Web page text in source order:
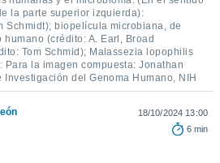
la parte superior izquierda):
Schmidt); biopelícula microbiana, de
(crédito: A. Earl, Broad
Tom Schmid); Malassezia lopophilis
Para la imagen compuesta: Jonathan
Investigación del Genoma Humano, NIH
18/10/2024 13:00
6 min